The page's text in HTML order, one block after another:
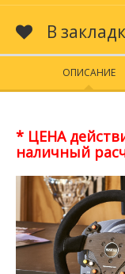
В
ОПИСАНИЕ
* ЦЕНА
наличный